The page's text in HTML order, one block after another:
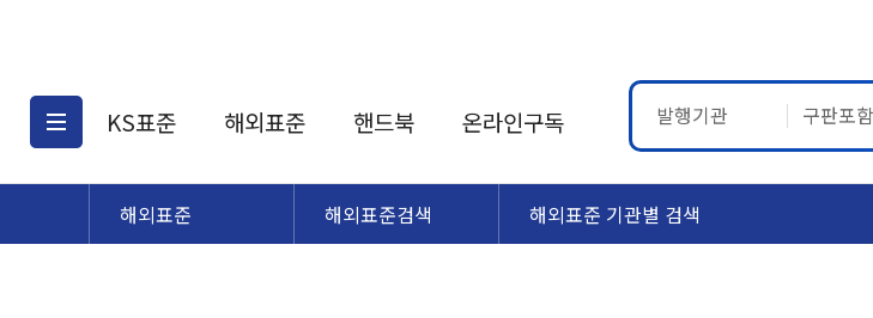
KS표준
KS표준검색
해외표준
해외표준검색
핸드북 온라인구독 발행기관 구판포함
해외표준 해외표준검색 해외표준 기관별 검색